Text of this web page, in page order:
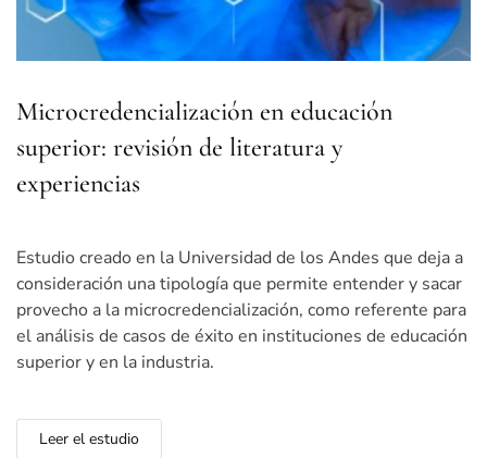
Microcredencialización en educación
superior: revisión de literatura y
experiencias
Estudio creado en la Universidad de los Andes que deja a
consideración una tipología que permite entender y sacar
provecho a la microcredencialización, como referente para
el análisis de casos de éxito en instituciones de educación
superior y en la industria.
Leer el estudio